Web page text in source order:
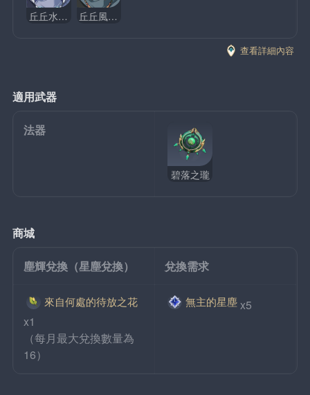
丘丘水行遊俠 丘丘風行遊俠
查看詳細內容
適用武器
法器
碧落之瓏
商城
塵輝兌換（星塵兌換） 兌換需求
來自何處的待放之花
x1
（每月最大兌換數量為
16）
無主的星塵 x5